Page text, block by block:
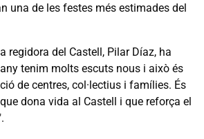
una de les festes més estimades del
regidora del Castell, Pilar Díaz, ha
tenim molts escuts nous i això és
de centres, col·lectius i famílies. És
dona vida al Castell i que reforça el